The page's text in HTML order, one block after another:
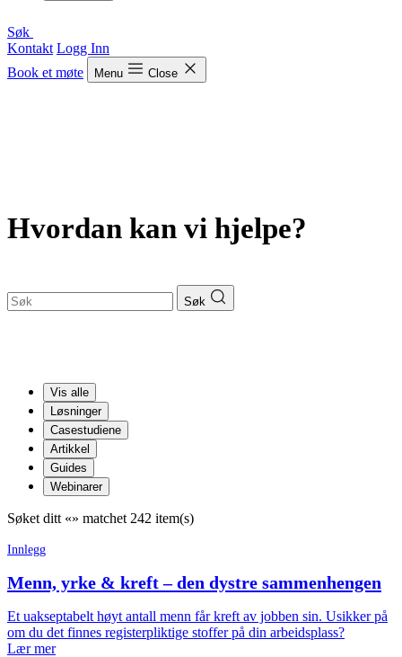
Søk
Kontakt Logg Inn
Book et møte
Menu Close
Hvordan kan vi hjelpe?
Søk
Vis alle
Løsninger
Casestudiene
Artikkel
Guides
Webinarer
Søket ditt «» matchet 242 item(s)
Innlegg
Menn, yrke & kreft – den dystre sammenhengen
Et uakseptabelt høyt antall menn får kreft av jobben sin. Usikker på
om du det finnes registerpliktige stoffer på din arbeidsplass?
Lær mer